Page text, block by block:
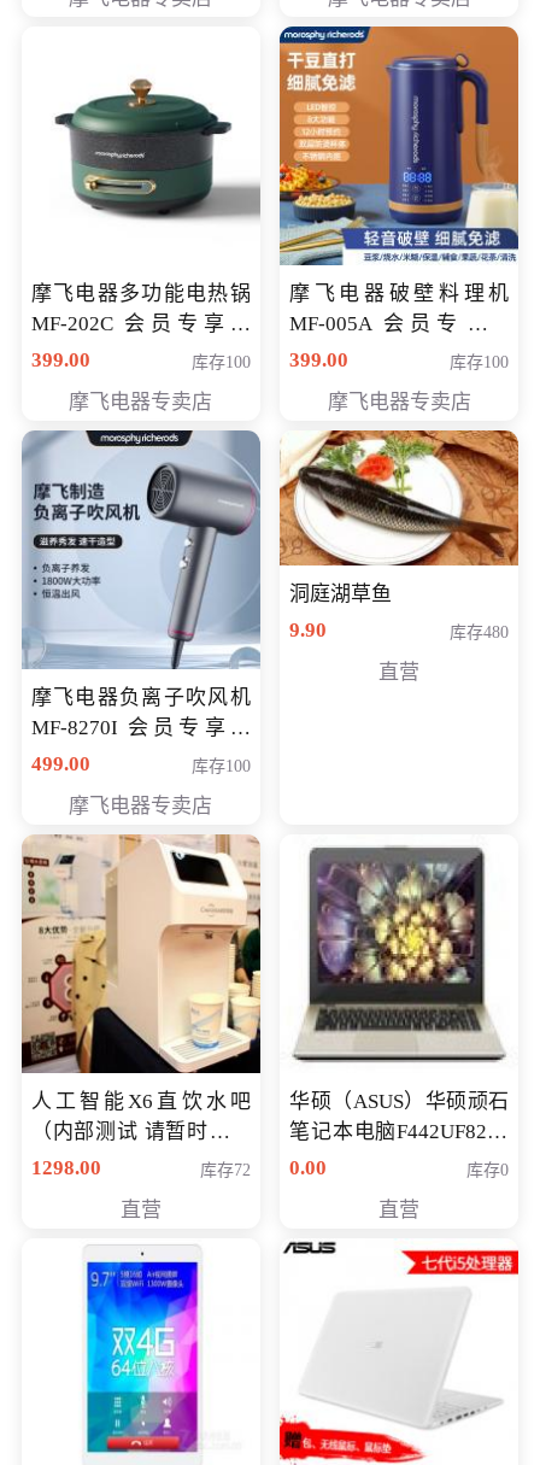
摩飞电器多功能电热锅
MF-202C 会员专享价
269元
399.00 库存100
摩飞电器专卖店
摩飞电器破壁料理机
MF-005A 会员专享价
198元
399.00 库存100
摩飞电器专卖店
摩飞电器负离子吹风机
MF-8270I 会员专享价
369元
499.00 库存100
摩飞电器专卖店
洞庭湖草鱼
9.90
库存480
直营
人工智能X6直饮水吧
（内部测试 请暂时不要
购买）
1298.00 库存72
直营
华硕（ASUS）华硕顽石
笔记本电脑F442UF8250
八代独显轻薄办公商务
0.00 库存0
直营